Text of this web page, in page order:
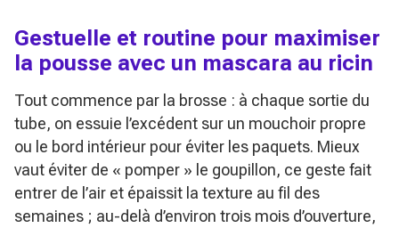
Gestuelle et routine pour maximiser
la pousse avec un mascara au ricin
Tout commence par la brosse : à chaque sortie du
tube, on essuie l’excédent sur un mouchoir propre
ou le bord intérieur pour éviter les paquets. Mieux
vaut éviter de « pomper » le goupillon, ce geste fait
entrer de l’air et épaissit la texture au fil des
semaines ; au-delà d’environ trois mois d’ouverture,